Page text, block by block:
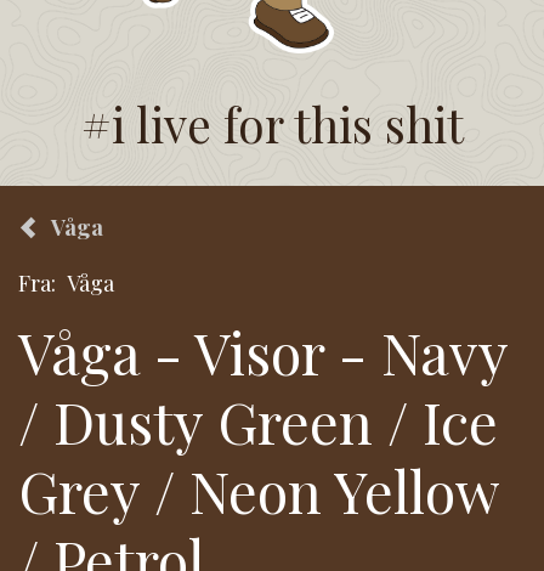
#i live for this shit
Våga
Fra: Våga
Våga - Visor - Navy
/ Dusty Green / Ice
Grey / Neon Yellow